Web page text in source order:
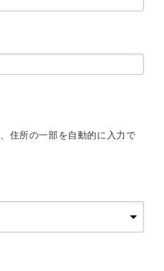
住所の一部を自動的に入力で